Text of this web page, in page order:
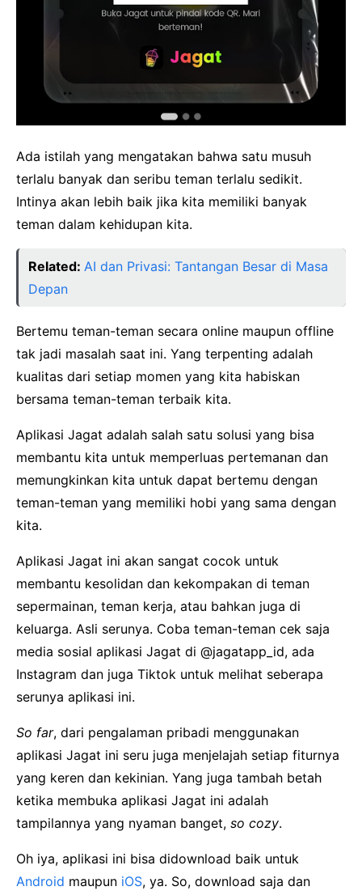
Ada istilah yang mengatakan bahwa satu musuh
terlalu banyak dan seribu teman terlalu sedikit.
Intinya akan lebih baik jika kita memiliki banyak
teman dalam kehidupan kita.
Related: AI dan Privasi: Tantangan Besar di Masa
Depan
Bertemu teman-teman secara online maupun offline
tak jadi masalah saat ini. Yang terpenting adalah
kualitas dari setiap momen yang kita habiskan
bersama teman-teman terbaik kita.
Aplikasi Jagat adalah salah satu solusi yang bisa
membantu kita untuk memperluas pertemanan dan
memungkinkan kita untuk dapat bertemu dengan
teman-teman yang memiliki hobi yang sama dengan
kita.
Aplikasi Jagat ini akan sangat cocok untuk
membantu kesolidan dan kekompakan di teman
sepermainan, teman kerja, atau bahkan juga di
keluarga. Asli serunya. Coba teman-teman cek saja
media sosial aplikasi Jagat di @jagatapp_id, ada
Instagram dan juga Tiktok untuk melihat seberapa
serunya aplikasi ini.
So far, dari pengalaman pribadi menggunakan
aplikasi Jagat ini seru juga menjelajah setiap fiturnya
yang keren dan kekinian. Yang juga tambah betah
ketika membuka aplikasi Jagat ini adalah
tampilannya yang nyaman banget, so cozy.
Oh iya, aplikasi ini bisa didownload baik untuk
Android maupun iOS, ya. So, download saja dan